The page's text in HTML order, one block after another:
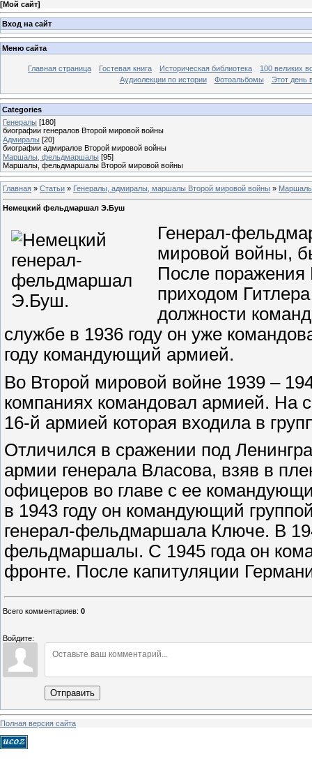
[Мой сайт]
Вход на сайт
Меню сайта
Главная страница Гостевая книга Историческая библиотека
100 великих
Аудиолекции по истории
Фотоальбомы Этот день
Categories
Генералы [180]
биографии генералов Второй мировой войны
Адмиралы [20]
биографии адмиралов Второй мировой войны
Маршалы, фельдмаршалы [95]
Маршалы, фельдмаршалы Второй мировой войны
Главная » Статьи » Генералы, адмиралы, маршалы Второй мировой войны »
Немецкий фельдмаршал Э.Буш
Генерал-
мировой войны,
После поражения
приходом
должности
службе в 1936 году он уже
году командующий армией.
Во Второй мировой войне 1939 –
компаниях командовал армией. На
16-й армией которая входила в
Отличился в сражении под
армии генерала Власова, взяв в
офицеров во главе с ее
в 1943 году он командующий
генерал-фельдмаршала Ключе. В
фельдмаршалы. С 1945 года он
фронте. После капитуляции
Всего комментариев: 0
Войдите:
Отправить
Полная версия сайта